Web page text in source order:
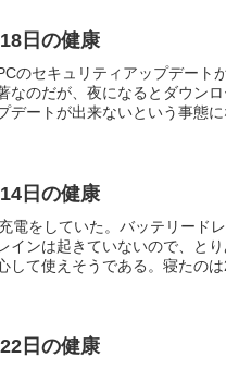
日の健康
のセキュリティアップデート
なのだが、夜になるとダウン
デートが出来ないという事態に
日の健康
電をしていた。バッテリード
インは起きていないので、と
て使えそうである。寝たのは
日の健康